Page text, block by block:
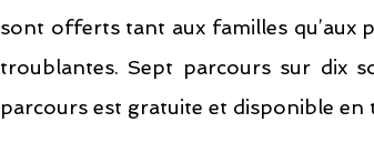
sont offerts tant aux familles qu’aux
troublantes. Sept parcours sur dix
parcours est gratuite et disponible en